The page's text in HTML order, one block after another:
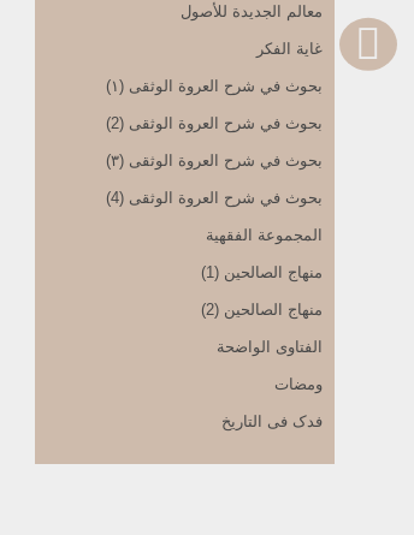
معالم الجدیدة للأصول
غایة الفکر
بحوث في شرح العروة الوثقی (۱)
بحوث في شرح العروة الوثقی (2)
بحوث في شرح العروة الوثقی (۳)
بحوث في شرح العروة الوثقی (4)
المجموعة الفقهیة
منهاج الصالحین (1)
منهاج الصالحین (2)
الفتاوی الواضحة
ومضات
فدک فی التاریخ